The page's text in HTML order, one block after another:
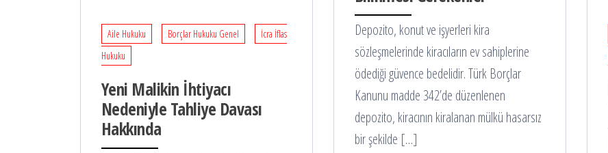
Aile Hukuku Borçlar Hukuku Genel
İcra İflas
Hukuku
Yeni Malikin İhtiyacı
Nedeniyle Tahliye Davası
Hakkında
Depozito, konut ve işyerleri kira
sözleşmelerinde kiracıların ev sahiplerine
ödediği güvence bedelidir. Türk Borçlar
Kanunu madde 342’de düzenlenen
depozito, kiracının kiralanan mülkü hasarsız
bir şekilde […]